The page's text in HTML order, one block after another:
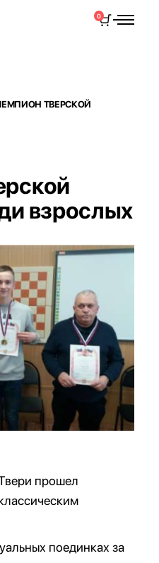
0
ТВЕРСКОЙ
взрослых
прошел
поединках за